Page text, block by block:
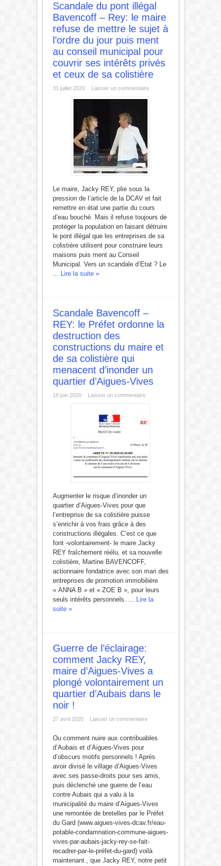
Scandale du pont illégal
Bavencoff – Rey: le maire
refuse de mettre le sujet à
l’ordre du jour puis ment
au conseil municipal pour
couvrir ses intérêts privés
et ceux de sa colistière
31 juillet 2020 Laisser un commentaire
Le maire, Jacky REY, plie sous la
pression de l’article de la DCAV et fait
remettre en état une partie du cours
d’eau bouché. Mais il refuse toujours de
protéger la population en faisant détruire
le pont illégal que les entreprises de sa
colistière utilisent pour construire leurs
maisons puis ment au Conseil
Municipal. Vers un scandale d’Etat ? Le
... Lire la suite »
Scandale Bavencoff –
REY: le Préfet ordonne la
destruction des
constructions du maire et
de sa colistière qui
menacent d’inonder un
quartier d’Aigues-Vives
18 juin 2020 Laisser un commentaire
Augmenter le risque d’inonder un
quartier d’Aigues-Vives pour que
l’entreprise de sa colistière puisse
s’enrichir à vos frais grâce à des
constructions illégales. C’est ce que
font -volontairement- le maire Jacky
REY fraîchement réélu, et sa nouvelle
colistière, Martine BAVENCOFF,
actionnaire fondatrice avec son mari des
entreprises de promotion immobilière
« ANNA B » et « ZOE B », pour leurs
seuls intérêts personnels. ... Lire la
suite »
Guerre de l’éclairage:
comment Jacky REY,
maire d’Aigues-Vives a
plongé volontairement un
quartier d’Aubais dans le
noir !
27 avril 2020 Laisser un commentaire
Ou comment nuire aux contribuables
d’Aubais et d’Aigues-Vives pour
d’obscurs motifs personnels ! Après
avoir divisé le village d’Aigues-Vives
avec ses passe-droits pour ses amis,
puis déclenché une guerre de l’eau
contre Aubais qui a valu à la
municipalité du maire d’Aigues-Vives
une remontée de bretelles par le Préfet
du Gard (www.aigues-vives-dcav.fr/eau-
potable-condamnation-commune-aigues-
vives-par-aubais-jacky-rey-se-fait-
recadrer-par-le-préfet-du-gard) voilà
maintenant , que Jacky REY, notre petit